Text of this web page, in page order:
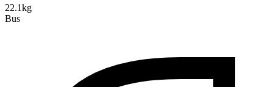
22.1kg
Bus